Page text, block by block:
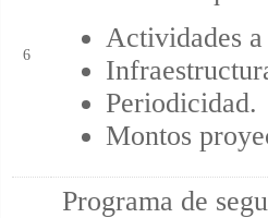
6
Actividades a
Periodicidad.
Montos
Programa de